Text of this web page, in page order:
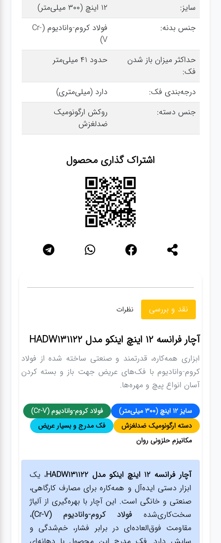
انواع
باتری ها
پمپ
تجهیزات
کمپ
سایز:
۱۲ اینچ (۳۰۰ میلی‌متر)
جنس بدنه:
فولاد کروم-وانادیوم (Cr-
V)
حداکثر میزان باز شدن
فک:
حدود ۴۱ میلی‌متر
درجه‌بندی فک:
دارد (میلی‌متری)
جنس دسته:
روکش ارگونومیک
ضدلغزش
اشتراک گذاری محصول
نقد و بررسی نظرات
آچار فرانسه ۱۲ اینچ اینکو مدل HADW131122
ابزاری همه‌کاره، قدرتمند و صنعتی ساخته شده از فولاد
کروم-وانادیوم با فک‌های عریض جهت باز و بسته کردن
آسان انواع پیچ و مهره‌ها.
سایز ۱۲ اینچ (۳۰۰ میلی‌متر)
فولاد کروم-وانادیوم (Cr-V)
دسته ارگونومیک ضدلغزش
فک مدرج و بسیار عریض
مکانیزم حلزونی روان
آچار فرانسه ۱۲ اینچ اینکو مدل HADW131122
، یک
ابزار دستی ایده‌آل و همه‌کاره برای مصارف کارگاهی،
صنعتی و خانگی است. این آچار با بهره‌گیری از آلیاژ
سخت‌کاری‌شدهفولاد کروم-وانادیوم (Cr-V)
،
مقاومت فوق‌العاده‌ای در برابر فشار، خم‌شدگی و